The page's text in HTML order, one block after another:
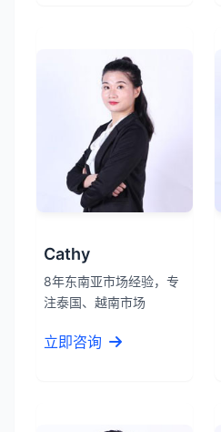
Cathy
8年东南亚市场经验，专
注泰国、越南市场
立即咨询